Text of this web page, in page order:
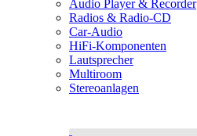
Audio Player & Recorder
Radios & Radio-CD
Car-Audio
HiFi-Komponenten
Lautsprecher
Multiroom
Stereoanlagen